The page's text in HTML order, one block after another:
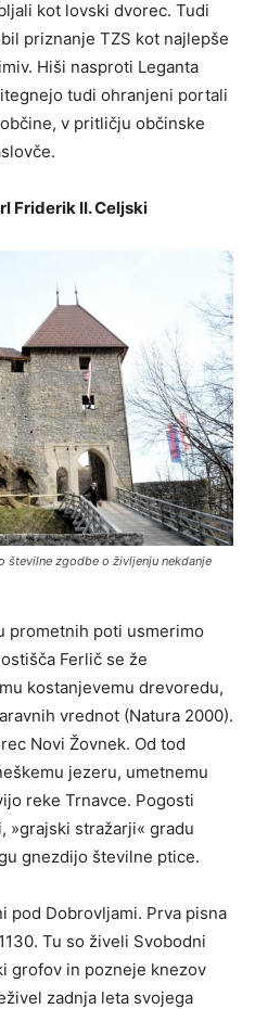
kot lovski dvorec. Tudi
priznanje TZS kot najlepše
Hiši nasproti Leganta
tudi ohranjeni portali
v pritličju občinske
Friderik II. Celjski
številne zgodbe o življenju nekdanje
prometnih poti usmerimo
Ferlič se že
kostanjevemu drevoredu,
vrednot (Natura 2000).
Novi Žovnek. Od tod
jezeru, umetnemu
reke Trnavce. Pogosti
»grajski stražarji« gradu
gnezdijo številne ptice.
pod Dobrovljami. Prva pisna
Tu so živeli Svobodni
grofov in pozneje knezov
zadnja leta svojega